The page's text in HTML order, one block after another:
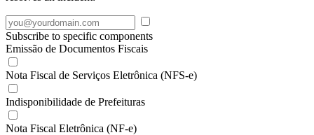
Subscribe to specific components
Emissão de Documentos Fiscais
Nota Fiscal de Serviços Eletrônica (NFS-e)
Indisponibilidade de Prefeituras
Nota Fiscal Eletrônica (NF-e)